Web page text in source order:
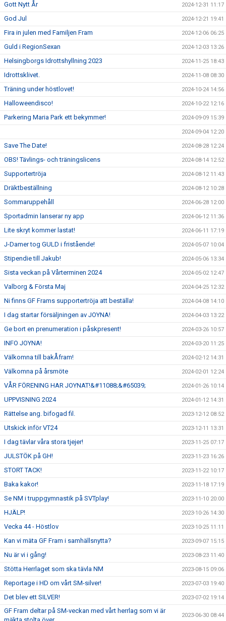
Gott Nytt År 2024-12-31 11:17
God Jul 2024-12-21 19:41
Fira in julen med Familjen Fram 2024-12-06 06:25
Guld i RegionSexan 2024-12-03 13:26
Helsingborgs Idrottshyllning 2023 2024-11-25 18:43
Idrottsklivet. 2024-11-08 08:30
Träning under höstlovet! 2024-10-24 14:56
Halloweendisco! 2024-10-22 12:16
Parkering Maria Park ett bekymmer! 2024-09-09 15:39
2024-09-04 12:20
Save The Date! 2024-08-28 12:24
OBS! Tävlings- och träningslicens 2024-08-14 12:52
Supportertröja 2024-08-12 11:43
Dräktbeställning 2024-08-12 10:28
Sommaruppehåll 2024-06-28 12:00
Sportadmin lanserar ny app 2024-06-12 11:36
Lite skryt kommer lastat! 2024-06-11 17:19
J-Damer tog GULD i fristående! 2024-05-07 10:04
Stipendie till Jakub! 2024-05-06 13:34
Sista veckan på Vårterminen 2024 2024-05-02 12:47
Valborg & Första Maj 2024-04-25 12:32
Ni finns GF Frams supportertröja att beställa! 2024-04-08 14:10
I dag startar försäljningen av JOYNA! 2024-04-03 13:22
Ge bort en prenumeration i påskpresent! 2024-03-26 10:57
INFO JOYNA! 2024-03-20 11:25
Välkomna till bakÅfram! 2024-02-12 14:31
Välkomna på årsmöte 2024-02-01 12:24
VÅR FÖRENING HAR JOYNAT!&#11088;&#65039; 2024-01-26 10:14
UPPVISNING 2024 2024-01-12 14:31
Rättelse ang. bifogad fil. 2023-12-12 08:52
Utskick inför VT24 2023-12-11 13:31
I dag tävlar våra stora tjejer! 2023-11-25 07:17
JULSTÖK på GH! 2023-11-23 16:26
STORT TACK! 2023-11-22 10:17
Baka kakor! 2023-11-18 17:19
Se NM i truppgymnastik på SVTplay! 2023-11-10 20:00
HJÄLP! 2023-10-26 14:30
Vecka 44 - Höstlov 2023-10-25 11:11
Kan vi mäta GF Fram i samhällsnytta? 2023-09-07 15:15
Nu är vi i gång! 2023-08-23 11:40
Stötta Herrlaget som ska tävla NM 2023-08-15 09:06
Reportage i HD om vårt SM-silver! 2023-07-03 19:40
Det blev ett SILVER! 2023-07-02 19:14
GF Fram deltar på SM-veckan med vårt herrlag som vi är
2023-06-30 08:44